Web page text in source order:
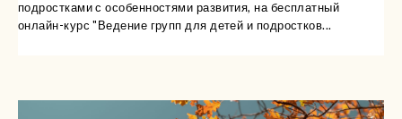
подростками с особенностями развития, на бесплатный
онлайн-курс "Ведение групп для детей и подростков...